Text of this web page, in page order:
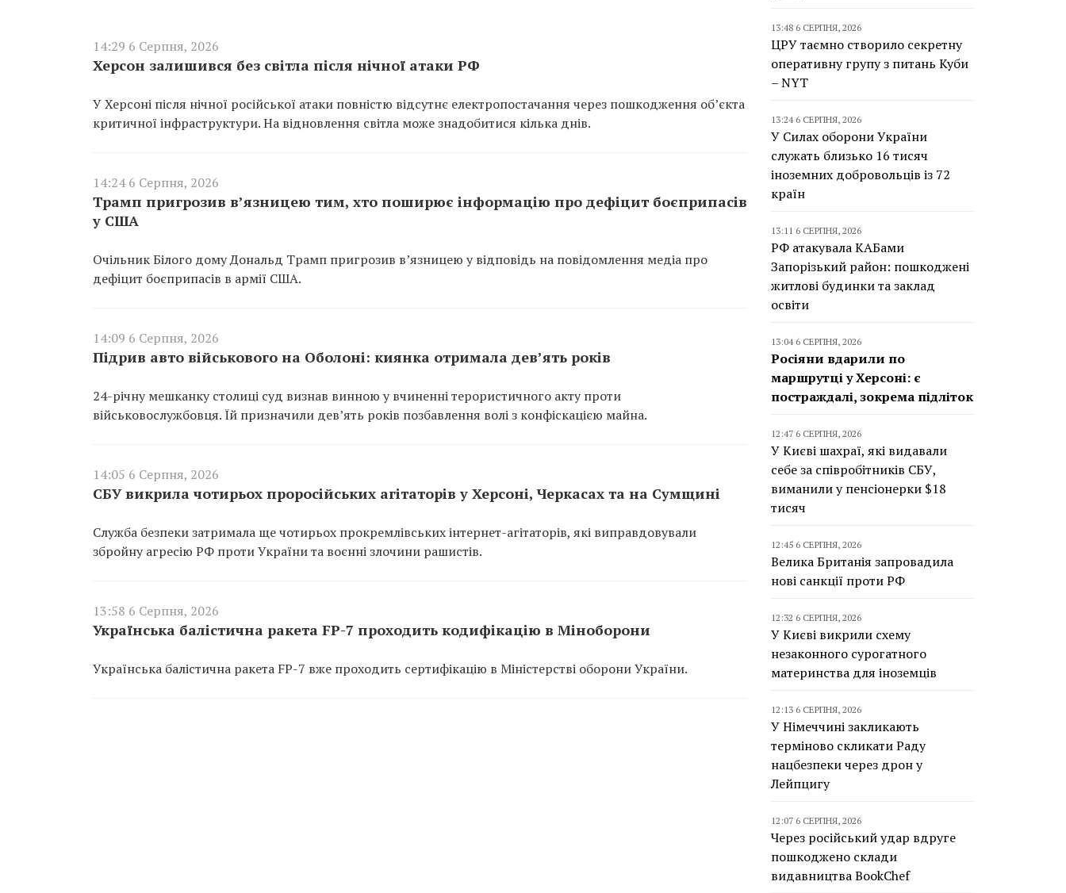
14:29 6 Серпня, 2026
Херсон залишився без світла після нічної атаки РФ
У Херсоні після нічної російської атаки повністю відсутнє електропостачання через пошкодження об’єкта
критичної інфраструктури. На відновлення світла може знадобитися кілька днів.
14:24 6 Серпня, 2026
Трамп пригрозив в’язницею тим, хто поширює інформацію про дефіцит боєприпасів
у США
Очільник Білого дому Дональд Трамп пригрозив в’язницею у відповідь на повідомлення медіа про
дефіцит боєприпасів в армії США.
14:09 6 Серпня, 2026
Підрив авто військового на Оболоні: киянка отримала дев’ять років
24-річну мешканку столиці суд визнав винною у вчиненні терористичного акту проти
військовослужбовця. Їй призначили дев’ять років позбавлення волі з конфіскацією майна.
14:05 6 Серпня, 2026
СБУ викрила чотирьох проросійських агітаторів у Херсоні, Черкасах та на Сумщині
Служба безпеки затримала ще чотирьох прокремлівських інтернет-агітаторів, які виправдовували
збройну агресію РФ проти України та воєнні злочини рашистів.
13:58 6 Серпня, 2026
Українська балістична ракета FP-7 проходить кодифікацію в Міноборони
Українська балістична ракета FP-7 вже проходить сертифікацію в Міністерстві оборони України.
13:48 6 СЕРПНЯ, 2026
ЦРУ таємно створило секретну
оперативну групу з питань Куби
– NYT
13:24 6 СЕРПНЯ, 2026
У Силах оборони України
служать близько 16 тисяч
іноземних добровольців із 72
країн
13:11 6 СЕРПНЯ, 2026
РФ атакувала КАБами
Запорізький район: пошкоджені
житлові будинки та заклад
освіти
13:04 6 СЕРПНЯ, 2026
Росіяни вдарили по
маршрутці у Херсоні: є
постраждалі, зокрема підліток
12:47 6 СЕРПНЯ, 2026
У Києві шахраї, які видавали
себе за співробітників СБУ,
виманили у пенсіонерки $18
тисяч
12:45 6 СЕРПНЯ, 2026
Велика Британія запровадила
нові санкції проти РФ
12:32 6 СЕРПНЯ, 2026
У Києві викрили схему
незаконного сурогатного
материнства для іноземців
12:13 6 СЕРПНЯ, 2026
У Німеччині закликають
терміново скликати Раду
нацбезпеки через дрон у
Лейпцигу
12:07 6 СЕРПНЯ, 2026
Через російський удар вдруге
пошкоджено склади
видавництва BookChef